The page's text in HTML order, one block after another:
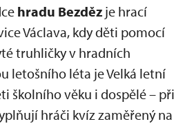
hradu Bezděz je hrací
Václava, kdy děti pomocí
truhličky v hradních
letošního léta je Velká letní
školního věku i dospělé – při
hráči kvíz zaměřený na